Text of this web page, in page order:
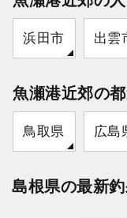
浜田市 出雲
魚瀬港近郊の
鳥取県 広島
島根県の最新